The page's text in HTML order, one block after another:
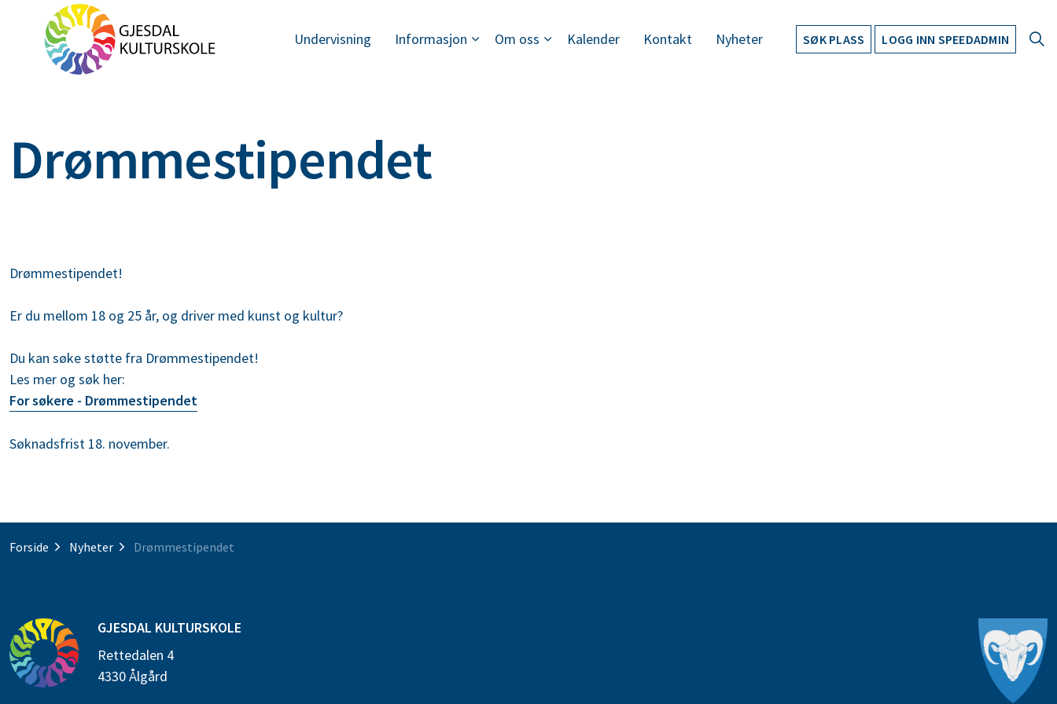
Undervisning Informasjon Om oss Kalender Kontakt Nyheter SØK PLASS LOGG INN SPEEDADMIN
Drømmestipendet
Drømmestipendet!
Er du mellom 18 og 25 år, og driver med kunst og kultur?
Du kan søke støtte fra Drømmestipendet!
Les mer og søk her:
For søkere - Drømmestipendet
Søknadsfrist 18. november.
Forside Nyheter Drømmestipendet
GJESDAL KULTURSKOLE
Rettedalen 4
4330 Ålgård